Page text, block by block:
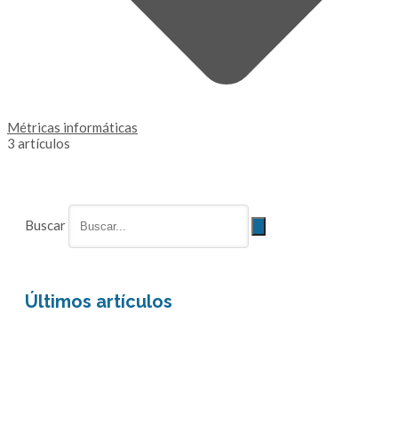
Métricas informáticas
3 artículos
Buscar
Últimos artículos